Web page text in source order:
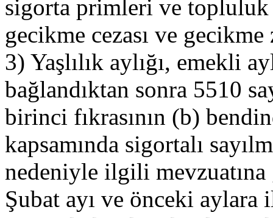
sigorta primleri ve topluluk
gecikme cezası ve gecikme
3) Yaşlılık aylığı, emekli
bağlandıktan sonra 5510
birinci fıkrasının (b)
kapsamında sigortalı
nedeniyle ilgili mevzuatına
Şubat ayı ve önceki